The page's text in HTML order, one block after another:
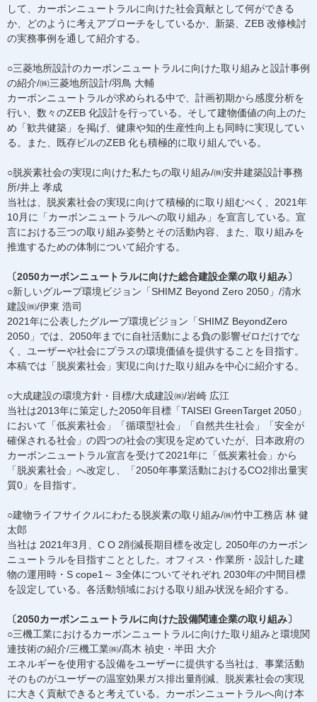
して、カーボンニュートラルに向けた社会貢献として何ができる
か、どのように考えアプローチをしているか、新築、ZEB 改修検討
の実務事例を通して紹介する。
○三菱地所設計のカーボンニュートラルに向けた取り組みと設計事例
の紹介/㈱三菱地所設計/羽鳥 大輔
カーボンニュートラルが求められる中で、計画初期から感度分析を
行い、数々のZEB 化設計を行っている。そして建物価値の向上のた
め「歓共健築」を掲げ、健康や知的生産性向上も同時に実現してい
る。また、既存ビルのZEB 化も積極的に取り組んでいる。
○脱炭素社会の実現に向けた私たちの取り組み/㈱安井建築設計事務
所/井上 孝成
当社は、脱炭素社会の実現に向けて積極的に取り組むべく、2021年
10月に「カーボンニュートラルへの取り組み」を宣言している。宣
言における三つの取り組み姿勢とその活動内容、また、取り組みを
推進するための体制について紹介する。
〔2050カーボンニュートラルに向けた総合建設企業の取り組み〕
○新しいグループ環境ビジョン「SHIMZ Beyond Zero 2050」/清水
建設㈱/伊東 浩司
2021年に公表したグループ環境ビジョン「SHIMZ BeyondZero
2050」では、2050年までに自社活動による負の影響ゼロだけでな
く、ユーザーや社会にプラスの環境価値を提供することを目指す。
本稿では「脱炭素社会」実現に向けた取り組みを中心に紹介する。
○大成建設の環境方針・目標/大成建設㈱/岩崎 広江
当社は2013年に策定した2050年目標「TAISEI GreenTarget 2050」
において「低炭素社会」「循環型社会」「自然共生社会」「安全が
確保される社会」の四つの社会の実現を定めていたが、日本政府の
カーボンニュートラル宣言を受けて2021年に「低炭素社会」から
「脱炭素社会」へ改定し、「2050年事業活動におけるCO2排出量実
質0」を目指す。
○建物ライフサイクルにわたる脱炭素の取り組み/㈱竹中工務店 林 健
太郎
当社は 2021年3月、C O 2削減長期目標を改定し 2050年のカーボン
ニュートラルを目指すこととした。オフィス・作業所・設計した建
物の運用時・S cope1～ 3全体についてそれぞれ 2030年の中間目標
を設定している。各活動領域における取り組み状況を紹介する。
〔2050カーボンニュートラルに向けた設備関連企業の取り組み〕
○三機工業におけるカーボンニュートラルに向けた取り組みと環境関
連技術の紹介/三機工業㈱/髙木 禎史・半田 大介
エネルギーを使用する設備をユーザーに提供する当社は、事業活動
そのものがユーザーの温室効果ガス排出量削減、脱炭素社会の実現
に大きく貢献できると考えている。カーボンニュートラルへ向け本